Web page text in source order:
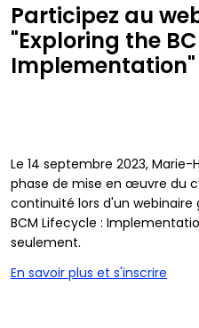
Participez au
"Exploring the
Implementation"
Le 14 septembre 2023,
phase de mise en œuvre du
continuité lors d'un webinaire
BCM Lifecycle :
seulement.
En savoir plus et s'inscrire